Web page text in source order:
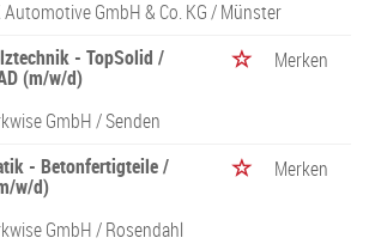
Automotive GmbH & Co. KG/ Münster
- TopSolid /
(m/w/d)
Merken
GmbH/ Senden
- Betonfertigteile /
w/d)
Merken
GmbH/ Rosendahl